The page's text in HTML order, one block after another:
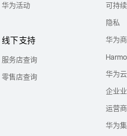
华为活动
线下支持
服务店查询
零售店查询
可持
隐私
华为
华为云
企业
运营
华为